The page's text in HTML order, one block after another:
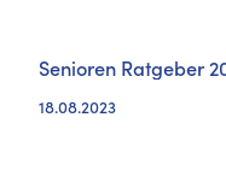
Senioren Ratgeber
18.08.2023